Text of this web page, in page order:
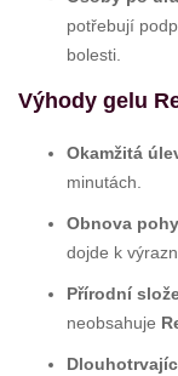
potřebují
bolesti.
Výhody gelu
Okamžitá
minutách.
Obnova
dojde k
Přírodní
neobsahuje